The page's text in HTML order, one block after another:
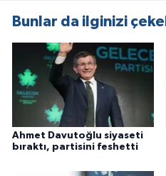
Bunlar da ilginizi
Ahmet Davutoğlu siyaseti
bıraktı, partisini feshetti